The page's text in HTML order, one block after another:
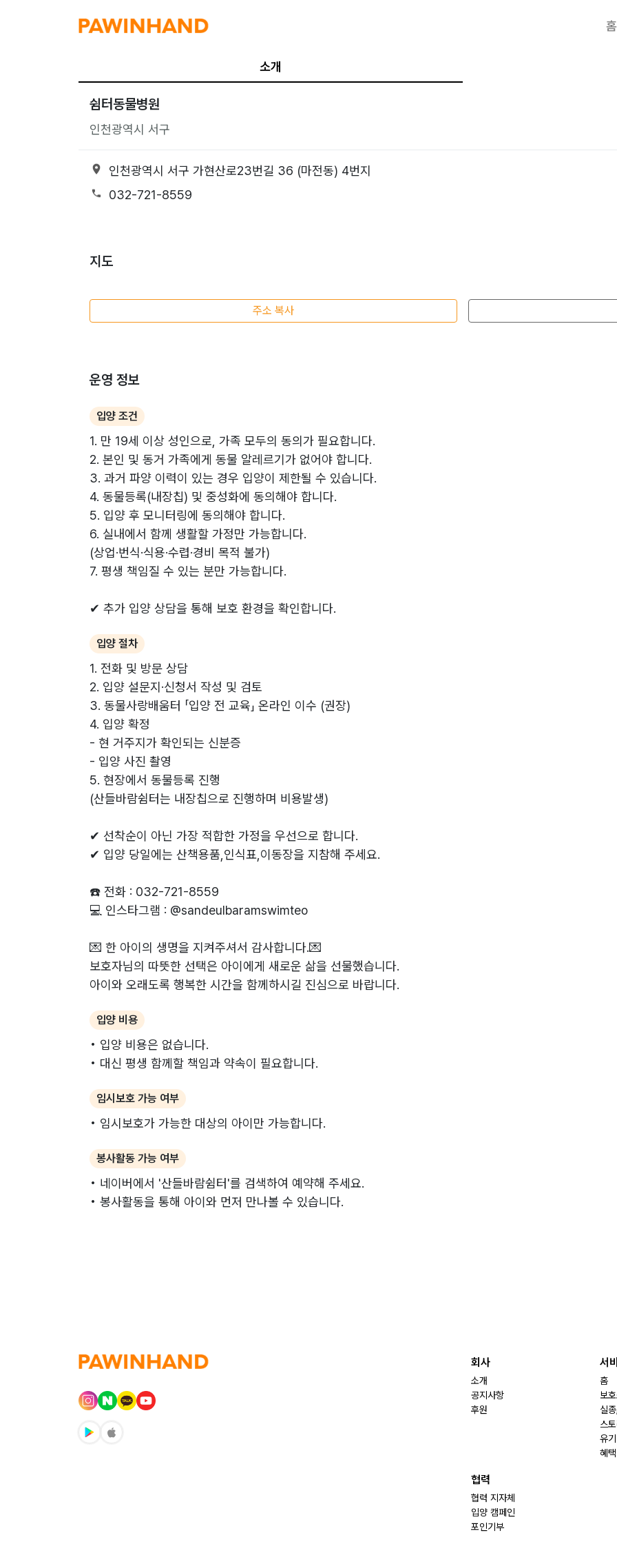
홈
소개
쉼터동물병원
인천광역시 서구
인천광역시 서구 가현산로23번길 36 (마전동) 4번지
032-721-8559
지도
주소 복사
운영 정보
입양 조건
1. 만 19세 이상 성인으로, 가족 모두의 동의가 필요합니다.
2. 본인 및 동거 가족에게 동물 알레르기가 없어야 합니다.
3. 과거 파양 이력이 있는 경우 입양이 제한될 수 있습니다.
4. 동물등록(내장칩) 및 중성화에 동의해야 합니다.
5. 입양 후 모니터링에 동의해야 합니다.
6. 실내에서 함께 생활할 가정만 가능합니다.
(상업·번식·식용·수렵·경비 목적 불가)
7. 평생 책임질 수 있는 분만 가능합니다.
✔ 추가 입양 상담을 통해 보호 환경을 확인합니다.
입양 절차
1. 전화 및 방문 상담
2. 입양 설문지·신청서 작성 및 검토
3. 동물사랑배움터 「입양 전 교육」 온라인 이수 (권장)
4. 입양 확정
- 현 거주지가 확인되는 신분증
- 입양 사진 촬영
5. 현장에서 동물등록 진행
(산들바람쉼터는 내장칩으로 진행하며 비용발생)
✔ 선착순이 아닌 가장 적합한 가정을 우선으로 합니다.
✔ 입양 당일에는 산책용품,인식표,이동장을 지참해 주세요.
☎️ 전화 : 032-721-8559
💻 인스타그램 : @sandeulbaramswimteo
💌 한 아이의 생명을 지켜주셔서 감사합니다.💌
보호자님의 따뜻한 선택은 아이에게 새로운 삶을 선물했습니다.
아이와 오래도록 행복한 시간을 함께하시길 진심으로 바랍니다.
입양 비용
• 입양 비용은 없습니다.
• 대신 평생 함께할 책임과 약속이 필요합니다.
임시보호 가능 여부
• 임시보호가 가능한 대상의 아이만 가능합니다.
봉사활동 가능 여부
• 네이버에서 '산들바람쉼터'를 검색하여 예약해 주세요.
• 봉사활동을 통해 아이와 먼저 만나볼 수 있습니다.
회사
소개
공지사항
후원
서
홈
보
실
스
유
혜택
협력
협력 지자체
입양 캠페인
포인기부